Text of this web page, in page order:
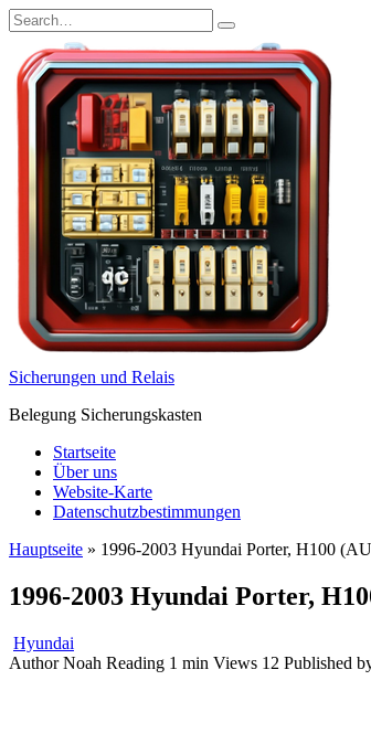
Skip
to
content
Search
for:
Sicherungen und Relais
Belegung Sicherungskasten
Startseite
Über uns
Website-Karte
Datenschutzbestimmungen
Hauptseite » 1996-2003 Hyundai Porter, H100
1996-2003 Hyundai Porter,
Hyundai
Author Noah Reading 1 min Views 12 Published